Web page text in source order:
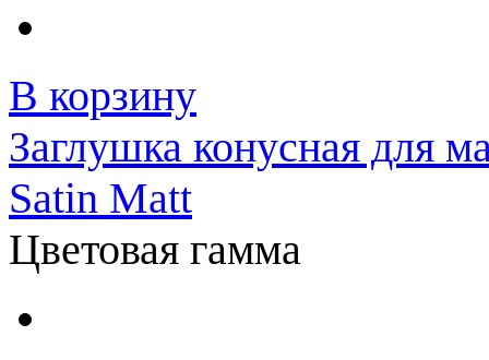
В корзину
Заглушка конусная для
Satin Matt
Цветовая гамма